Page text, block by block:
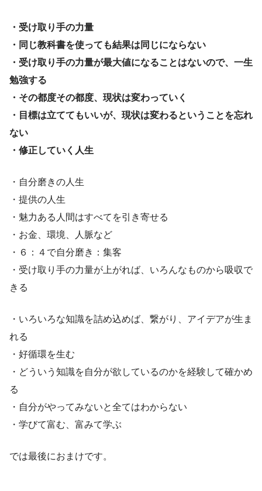
・受け取り手の力量
・同じ教科書を使っても結果は同じにならない
・受け取り手の力量が最大値になることはないので、一生
勉強する
・その都度その都度、現状は変わっていく
・目標は立ててもいいが、現状は変わるということを忘れ
ない
・修正していく人生
・自分磨きの人生
・提供の人生
・魅力ある人間はすべてを引き寄せる
・お金、環境、人脈など
・６：４で自分磨き：集客
・受け取り手の力量が上がれば、いろんなものから吸収で
きる
・いろいろな知識を詰め込めば、繋がり、アイデアが生ま
れる
・好循環を生む
・どういう知識を自分が欲しているのかを経験して確かめ
る
・自分がやってみないと全てはわからない
・学びて富む、富みて学ぶ
では最後におまけです。